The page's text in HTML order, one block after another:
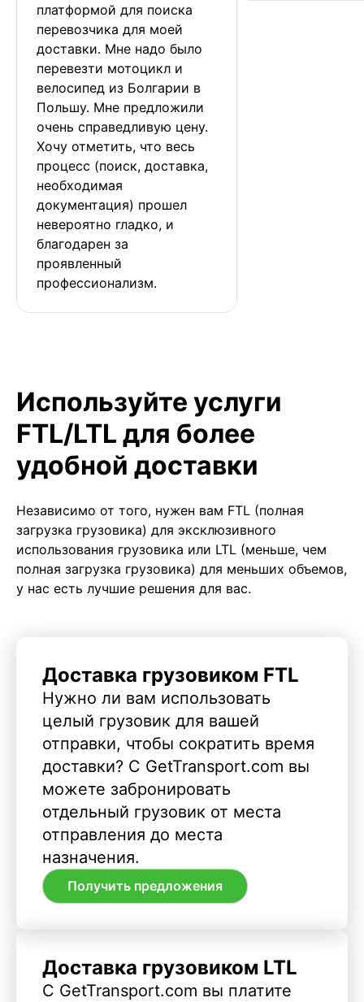
платформой для поиска
перевозчика для моей
доставки. Мне надо было
перевезти мотоцикл и
велосипед из Болгарии в
Польшу. Мне предложили
очень справедливую цену.
Хочу отметить, что весь
процесс (поиск, доставка,
необходимая
документация) прошел
невероятно гладко, и
благодарен за
проявленный
профессионализм.
Используйте услуги
FTL/LTL для более
удобной доставки
Независимо от того, нужен вам FTL (полная
загрузка грузовика) для эксклюзивного
использования грузовика или LTL (меньше, чем
полная загрузка грузовика) для меньших объемов,
у нас есть лучшие решения для вас.
Доставка грузовиком FTL
Нужно ли вам использовать
целый грузовик для вашей
отправки, чтобы сократить время
доставки? С GetTransport.com вы
можете забронировать
отдельный грузовик от места
отправления до места
назначения.
Получить предложения
Доставка грузовиком LTL
С GetTransport.com вы платите